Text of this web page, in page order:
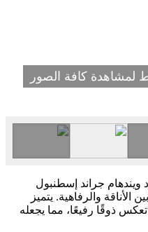
لمشاهدة كافة الصور
ويندهام جراند إسطنبول
الأناقة والرفاهية. يتميز
ذوقًا رفيعًا، مما يجعله